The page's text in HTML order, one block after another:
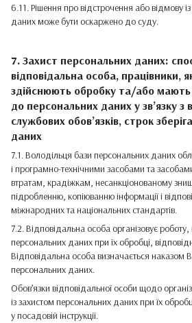
6.11. Рішення про відстрочення або відмову
даних може бути оскаржено до суду.
7. Захист персональних даних:
відповідальна особа, працівники,
здійснюють обробку та/або
до персональних даних у зв’язку з
службових обов’язків, строк
даних
7.1. Володільця бази персональних даних
і програмно-технічними засобами та засобами
втратам, крадіжкам, несанкціонованому
підробленню, копіюванню інформації і
міжнародних та національних стандартів.
7.2. Відповідальна особа організовує роботу,
персональних даних при їх обробці,
Відповідальна особа визначається наказом
персональних даних.
Обов’язки відповідальної особи щодо
із захистом персональних даних при їх
у посадовій інструкції.